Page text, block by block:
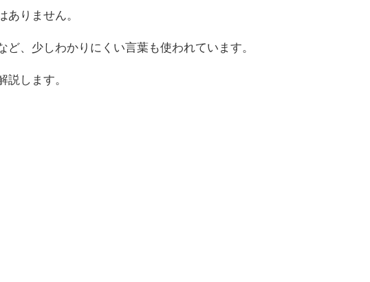
りません。
ど、少しわかりにくい言葉も使われています。
説します。